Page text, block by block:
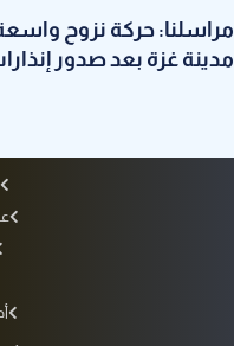
مراسلنا: حركة نزوح
مدينة غزة بعد صدور